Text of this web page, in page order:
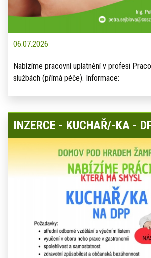
06.07.2026
Nabízíme pracovní uplatnění v profesi
službách (přímá péče). Informace:
INZERCE - KUCHAŘ/-KA -